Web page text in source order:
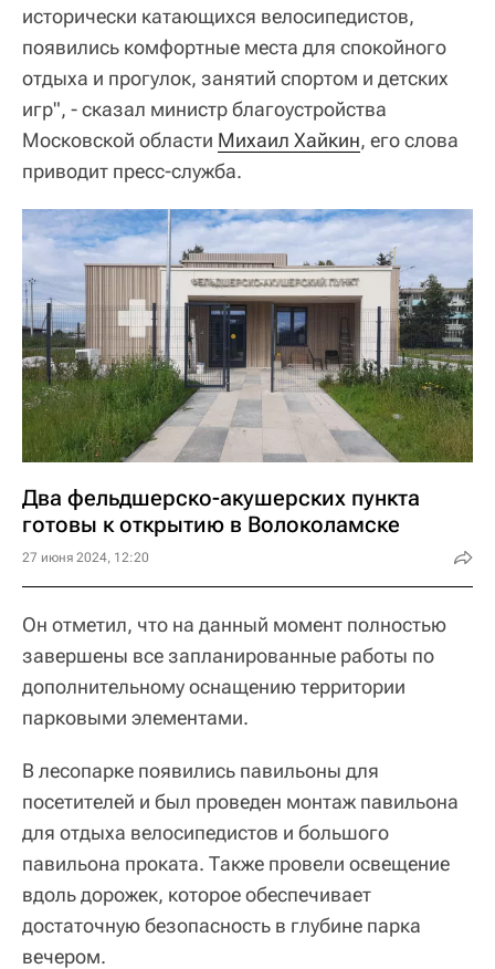
исторически катающихся велосипедистов,
появились комфортные места для спокойного
отдыха и прогулок, занятий спортом и детских
игр", - сказал министр благоустройства
Московской области Михаил Хайкин, его слова
приводит пресс-служба.
Два фельдшерско-акушерских пункта
готовы к открытию в Волоколамске
27 июня 2024, 12:20
Он отметил, что на данный момент полностью
завершены все запланированные работы по
дополнительному оснащению территории
парковыми элементами.
В лесопарке появились павильоны для
посетителей и был проведен монтаж павильона
для отдыха велосипедистов и большого
павильона проката. Также провели освещение
вдоль дорожек, которое обеспечивает
достаточную безопасность в глубине парка
вечером.